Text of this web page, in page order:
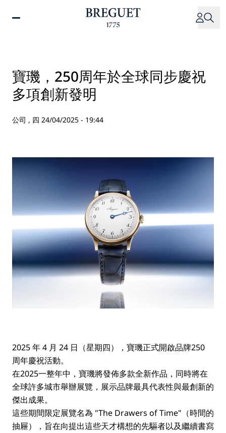
寶璣，250周年於全球同步慶祝
多項創新發明
公司 , 四 24/04/2025 - 19:44
2025 年 4 月 24 日（星期四），寶璣正式開啟品牌250
周年慶祝活動。
在2025一整年中，寶璣將發佈多款全新作品，同時將在
全球許多城市舉辦展覽，展示品牌最具代表性與最創新的
傑出成果。
這些期間限定展覽名為 "The Drawers of Time"（時間的
抽屜），旨在向提出這些天才構想的先驅者以及繼續書寫